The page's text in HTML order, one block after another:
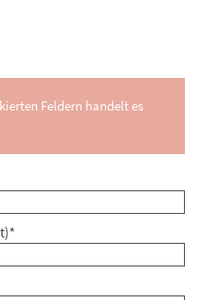
Feldern handelt es
*